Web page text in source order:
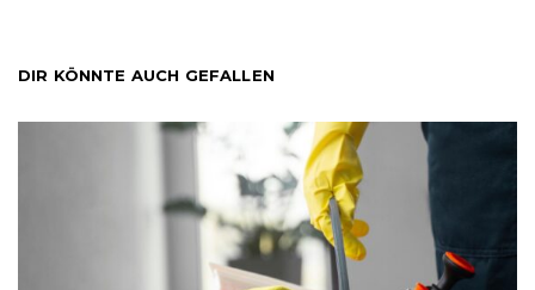
DIR KÖNNTE AUCH GEFALLEN